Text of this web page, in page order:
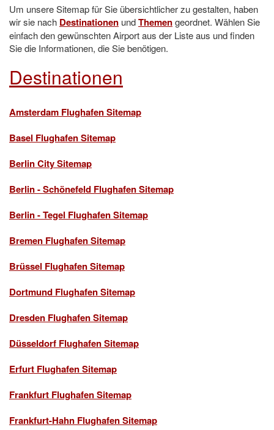
Um unsere Sitemap für Sie übersichtlicher zu gestalten, haben
wir sie nach Destinationen undThemengeordnet. Wählen Sie
einfach den gewünschten Airport aus der Liste aus und finden
Sie die Informationen, die Sie benötigen.
Destinationen
Amsterdam Flughafen Sitemap
Basel Flughafen Sitemap
Berlin City Sitemap
Berlin - Schönefeld Flughafen Sitemap
Berlin - Tegel Flughafen Sitemap
Bremen Flughafen Sitemap
Brüssel Flughafen Sitemap
Dortmund Flughafen Sitemap
Dresden Flughafen Sitemap
Düsseldorf Flughafen Sitemap
Erfurt Flughafen Sitemap
Frankfurt Flughafen Sitemap
Frankfurt-Hahn Flughafen Sitemap